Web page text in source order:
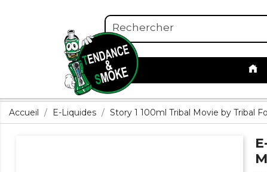
Accueil E-Liquides Story 1 100ml Tribal Movie by Tribal